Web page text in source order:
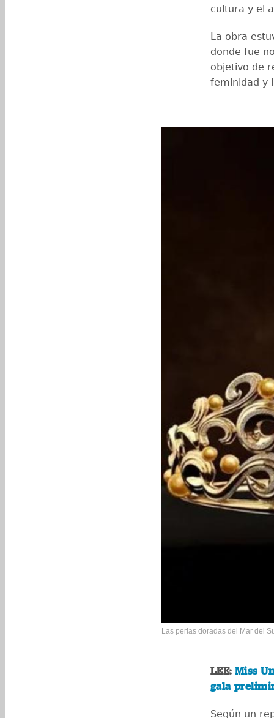
cultura y el
La obra
donde fue
objetivo de
feminidad y
Las perlas doradas del Mar del
LEE: Miss
gala
Según un